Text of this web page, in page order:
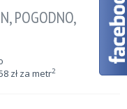
POGODNO,
zł za metr2